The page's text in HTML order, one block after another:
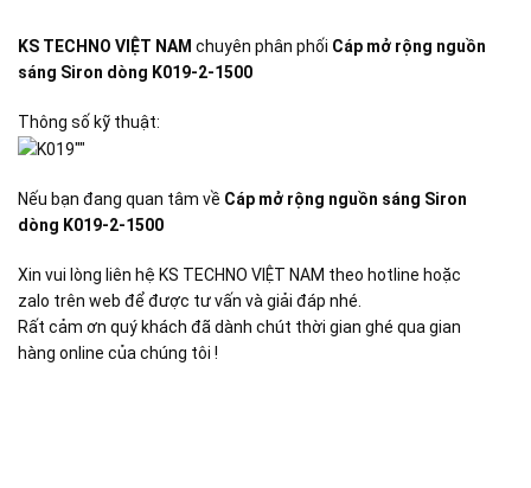
KS TECHNO VIỆT NAM chuyên phân phối Cáp mở rộng nguồn
sáng Siron dòng K019-2-1500
Thông số kỹ thuật:
Nếu bạn đang quan tâm về Cáp mở rộng nguồn sáng Siron
dòng K019-2-1500
Xin vui lòng liên hệ KS TECHNO VIỆT NAM theo hotline hoặc
zalo trên web để được tư vấn và giải đáp nhé.
Rất cảm ơn quý khách đã dành chút thời gian ghé qua gian
hàng online của chúng tôi !